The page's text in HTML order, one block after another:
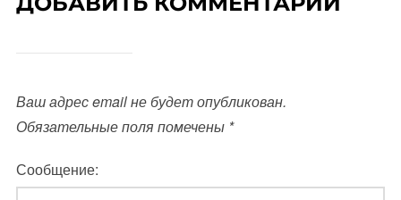
Ваш адрес email не будет опубликован.
Обязательные поля помечены *
Сообщение: